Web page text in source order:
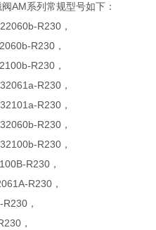
AM系列常规型号如下：
R230，
R230，
R230，
R230，
R230，
R230，
R230，
R230，
R230，
，
，